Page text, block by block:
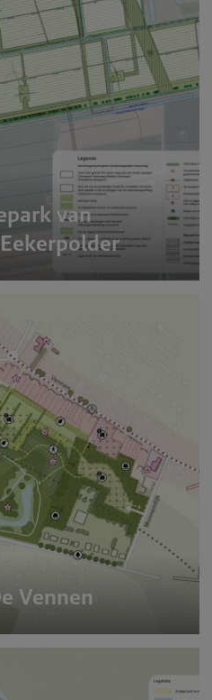
van
Vennen